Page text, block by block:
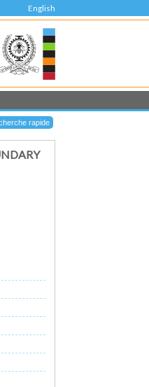
English